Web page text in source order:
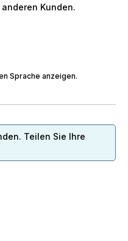
Kunden.
Sprache anzeigen.
Teilen Sie Ihre